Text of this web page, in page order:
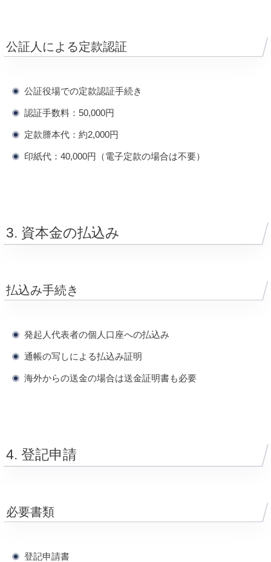
公証人による定款認証
公証役場での定款認証手続き
認証手数料：50,000円
定款謄本代：約2,000円
印紙代：40,000円（電子定款の場合は不要）
3. 資本金の払込み
払込み手続き
発起人代表者の個人口座への払込み
通帳の写しによる払込み証明
海外からの送金の場合は送金証明書も必要
4. 登記申請
必要書類
登記申請書